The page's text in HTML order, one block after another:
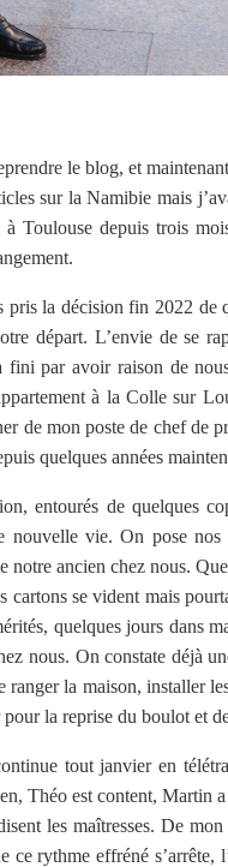
le blog, et
sur la Namibie mais
Toulouse depuis trois
pris la décision fin 2022
départ. L’envie de se
fini par avoir raison de
à la Colle sur
de mon poste de chef de
quelques années
entourés de quelques
nouvelle vie. On pose
ancien chez nous.
se vident mais
quelques jours dans
nous. On constate déjà
la maison, installer
la reprise du boulot et
tout janvier en
Théo est content, Martin
les maîtresses. De
ce rythme effréné s’arrête,